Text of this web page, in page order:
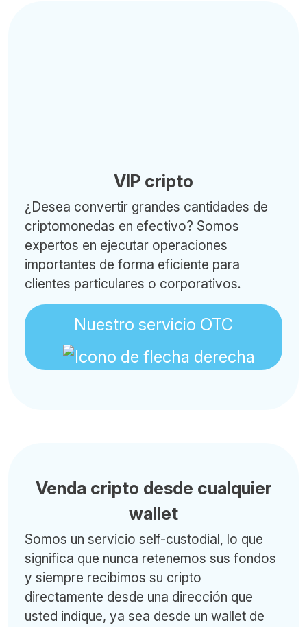
VIP cripto
¿Desea convertir grandes cantidades de
criptomonedas en efectivo? Somos
expertos en ejecutar operaciones
importantes de forma eficiente para
clientes particulares o corporativos.
Nuestro servicio OTC
Venda cripto desde cualquier
wallet
Somos un servicio self-custodial, lo que
significa que nunca retenemos sus fondos
y siempre recibimos su cripto
directamente desde una dirección que
usted indique, ya sea desde un wallet de